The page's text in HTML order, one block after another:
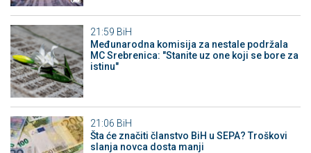
21:59 BiH
Međunarodna komisija za nestale podržala
MC Srebrenica: "Stanite uz one koji se bore za
istinu"
21:06 BiH
Šta će značiti članstvo BiH u SEPA? Troškovi
slanja novca dosta manji